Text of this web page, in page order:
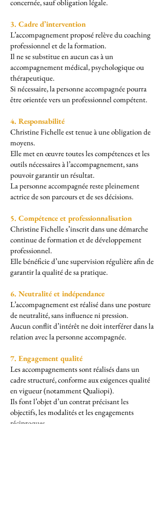
concernée, sauf obligation légale.
3. Cadre d’intervention
L’accompagnement proposé relève du coaching
professionnel et de la formation.
Il ne se substitue en aucun cas à un
accompagnement médical, psychologique ou
thérapeutique.
Si nécessaire, la personne accompagnée pourra
être orientée vers un professionnel compétent.
4. Responsabilité
Christine Fichelle est tenue à une obligation de
moyens.
Elle met en œuvre toutes les compétences et les
outils nécessaires à l’accompagnement, sans
pouvoir garantir un résultat.
La personne accompagnée reste pleinement
actrice de son parcours et de ses décisions.
5. Compétence et professionnalisation
Christine Fichelle s’inscrit dans une démarche
continue de formation et de développement
professionnel.
Elle bénéficie d’une supervision régulière afin de
garantir la qualité de sa pratique.
6. Neutralité et indépendance
L’accompagnement est réalisé dans une posture
de neutralité, sans influence ni pression.
Aucun conflit d’intérêt ne doit interférer dans la
relation avec la personne accompagnée.
7. Engagement qualité
Les accompagnements sont réalisés dans un
cadre structuré, conforme aux exigences qualité
en vigueur (notamment Qualiopi).
Ils font l’objet d’un contrat précisant les
objectifs, les modalités et les engagements
réciproques.